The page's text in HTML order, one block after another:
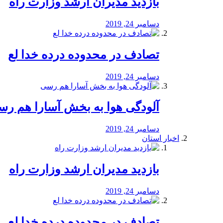
دسامبر 24, 2019
تصادف در محدوده درده خدا لع
دسامبر 24, 2019
آلودگی هوا به بخش آسارا هم
دسامبر 24, 2019
اخبار استان
بازدید مدیران ارشد وزارت راه
دسامبر 24, 2019